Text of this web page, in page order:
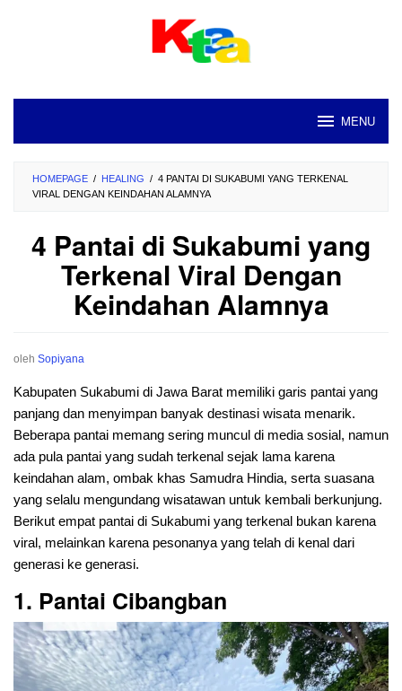
MENU
HOMEPAGE / HEALING / 4 PANTAI DI SUKABUMI YANG TERKENAL
VIRAL DENGAN KEINDAHAN ALAMNYA
4 Pantai di Sukabumi yang
Terkenal Viral Dengan
Keindahan Alamnya
oleh Sopiyana
Kabupaten Sukabumi di Jawa Barat memiliki garis pantai yang
panjang dan menyimpan banyak destinasi wisata menarik.
Beberapa pantai memang sering muncul di media sosial, namun
ada pula pantai yang sudah terkenal sejak lama karena
keindahan alam, ombak khas Samudra Hindia, serta suasana
yang selalu mengundang wisatawan untuk kembali berkunjung.
Berikut empat pantai di Sukabumi yang terkenal bukan karena
viral, melainkan karena pesonanya yang telah di kenal dari
generasi ke generasi.
1. Pantai Cibangban